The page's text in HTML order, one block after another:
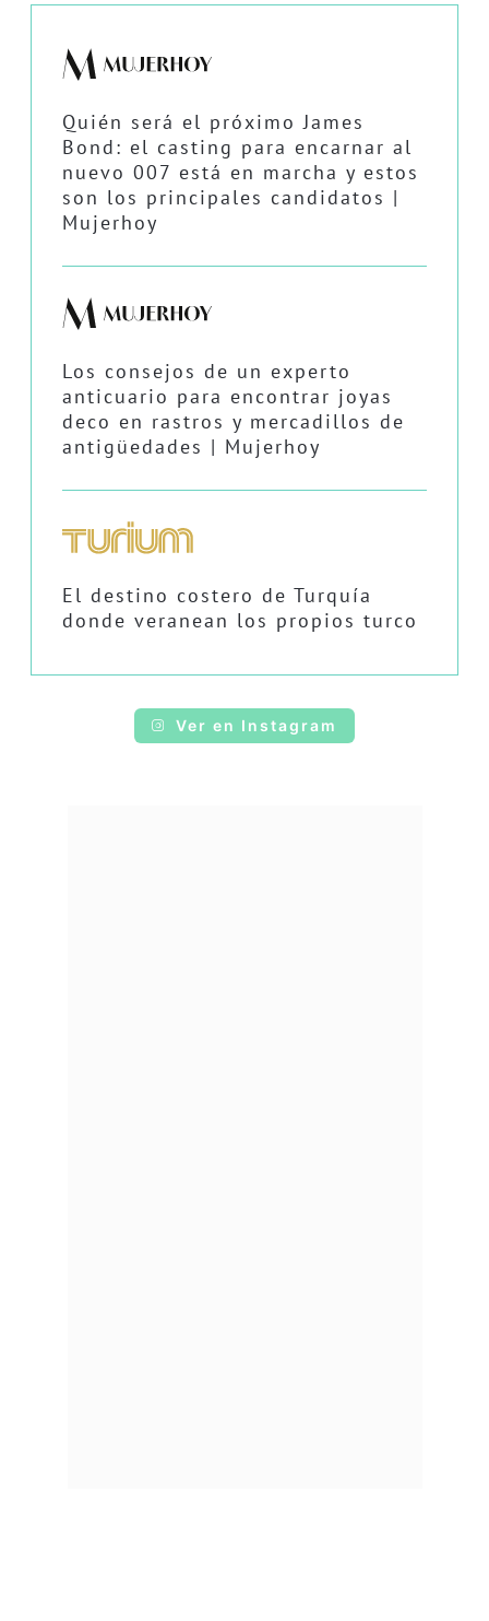
Quién será el próximo James
Bond: el casting para encarnar al
nuevo 007 está en marcha y estos
son los principales candidatos |
Mujerhoy
Los consejos de un experto
anticuario para encontrar joyas
deco en rastros y mercadillos de
antigüedades | Mujerhoy
El destino costero de Turquía
donde veranean los propios turco
Ver en Instagram